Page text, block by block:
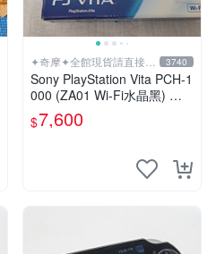
✦奇摩✦全館現貨請直接下
標
3740
Sony PlayStation Vita PCH-1
000 (ZA01 Wi-Fi水晶黑) 掌
上遊戲機 5英吋多點觸控螢幕
$7,600